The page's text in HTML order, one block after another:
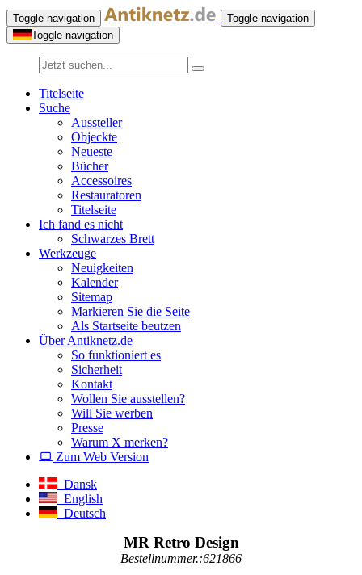
Toggle navigation
Toggle navigation
Toggle navigation
Titelseite
Suche
Aussteller
Objeckte
Neueste
Bücher
Accessoires
Restauratoren
Titelseite
Ich fand es nicht
Schwarzes Brett
Werkzeuge
Neuigkeiten
Kalender
Sitemap
Markieren Sie die Seite
Als Startseite beutzen
Über Antiknetz.de
So funktioniert es
Sicherheit
Kontakt
Wollen Sie ausstellen?
Will Sie werben
Presse
Warum X merken?
Zum Web Version
Dansk
English
Deutsch
MR Retro Design
Bestellnummer.:621866